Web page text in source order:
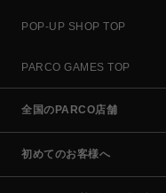
POP-UP SHOP TOP
PARCO GAMES TOP
全国のPARCO店舗
初めてのお客様へ